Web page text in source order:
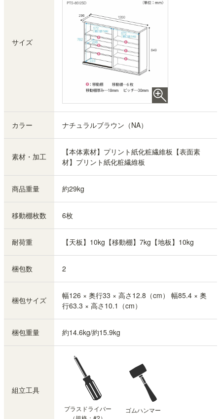
サイズ
カラー ナチュラルブラウン（NA）
素材・加工
【本体素材】プリント紙化粧繊維板【表面素
材】プリント紙化粧繊維板
商品重量 約29kg
移動棚枚数 6枚
耐荷重 【天板】10kg【移動棚】7kg【地板】10kg
梱包数 2
梱包サイズ
幅126 × 奥行33 × 高さ12.8（cm） 幅85.4 × 奥
行63.3 × 高さ10.1（cm）
梱包重量 約14.6kg/約15.9kg
組立工具
プラスドライバー
ゴムハンマー